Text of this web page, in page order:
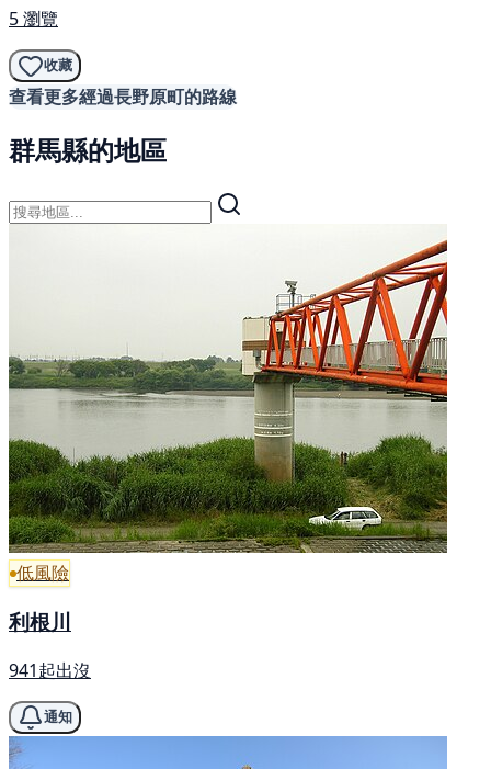
5 瀏覽
收藏
查看更多經過長野原町的路線
群馬縣的地區
低風險
利根川
941起出沒
通知